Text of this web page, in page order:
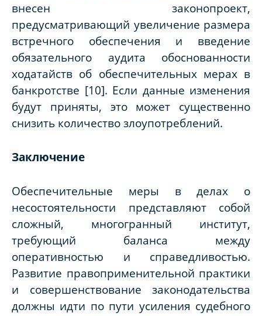
внесен законопроект,
предусматривающий увеличение размера
встречного обеспечения и введение
обязательного аудита обоснованности
ходатайств об обеспечительных мерах в
банкротстве [10]. Если данные изменения
будут приняты, это может существенно
снизить количество злоупотреблений.
Заключение
Обеспечительные меры в делах о
несостоятельности представляют собой
сложный, многогранный институт,
требующий баланса между
оперативностью и справедливостью.
Развитие правоприменительной практики
и совершенствование законодательства
должны идти по пути усиления судебного